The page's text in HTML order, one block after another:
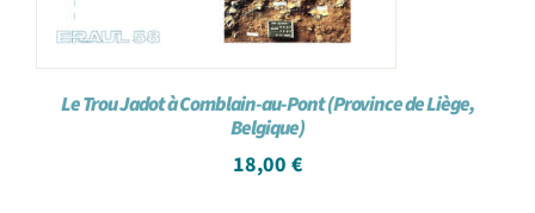
Le Trou Jadot à Comblain-au-Pont (Province de Liège,
Belgique)
18,00 €